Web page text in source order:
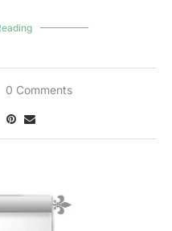
0 Comments